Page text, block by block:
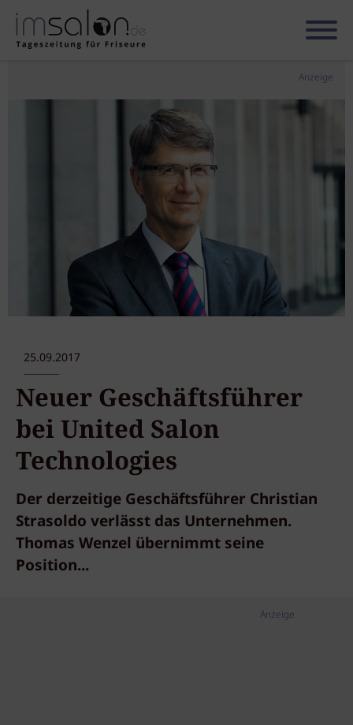
Anzeige
25.09.2017
Neuer Geschäftsführer
bei United Salon
Technologies
Der derzeitige Geschäftsführer Christian
Strasoldo verlässt das Unternehmen.
Thomas Wenzel übernimmt seine
Position...
Anzeige